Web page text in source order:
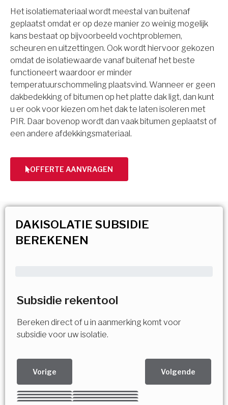
Het isolatiemateriaal wordt meestal van buitenaf
geplaatst omdat er op deze manier zo weinig mogelijk
kans bestaat op bijvoorbeeld vochtproblemen,
scheuren en uitzettingen. Ook wordt hiervoor gekozen
omdat de isolatiewaarde vanaf buitenaf het beste
functioneert waardoor er minder
temperatuurschommeling plaatsvind. Wanneer er geen
dakbedekking of bitumen op het platte dak ligt, dan kunt
u er ook voor kiezen om het dak te laten isoleren met
PIR. Daar bovenop wordt dan vaak bitumen geplaatst of
een andere afdekkingsmateriaal.
OFFERTE AANVRAGEN
DAKISOLATIE SUBSIDIE
BEREKENEN
Subsidie rekentool
Bereken direct of u in aanmerking komt voor
subsidie voor uw isolatie.
Vorige Volgende
Kies uw Isolatiemaatregel